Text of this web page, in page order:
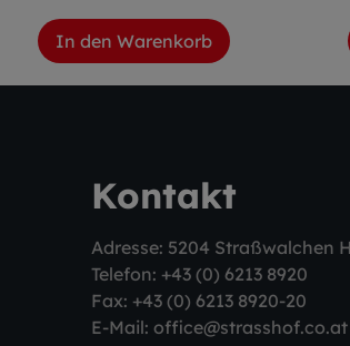
In den Warenkorb
Kontakt
Adresse: 5204 Straßwalchen
Telefon: +43 (0) 6213 8920
Fax: +43 (0) 6213 8920-20
E-Mail: office@strasshof.co.at